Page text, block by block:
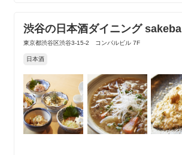
渋谷の日本酒ダイニング sakeba
東京都渋谷区渋谷3-15-2 コンパルビル 7F
日本酒